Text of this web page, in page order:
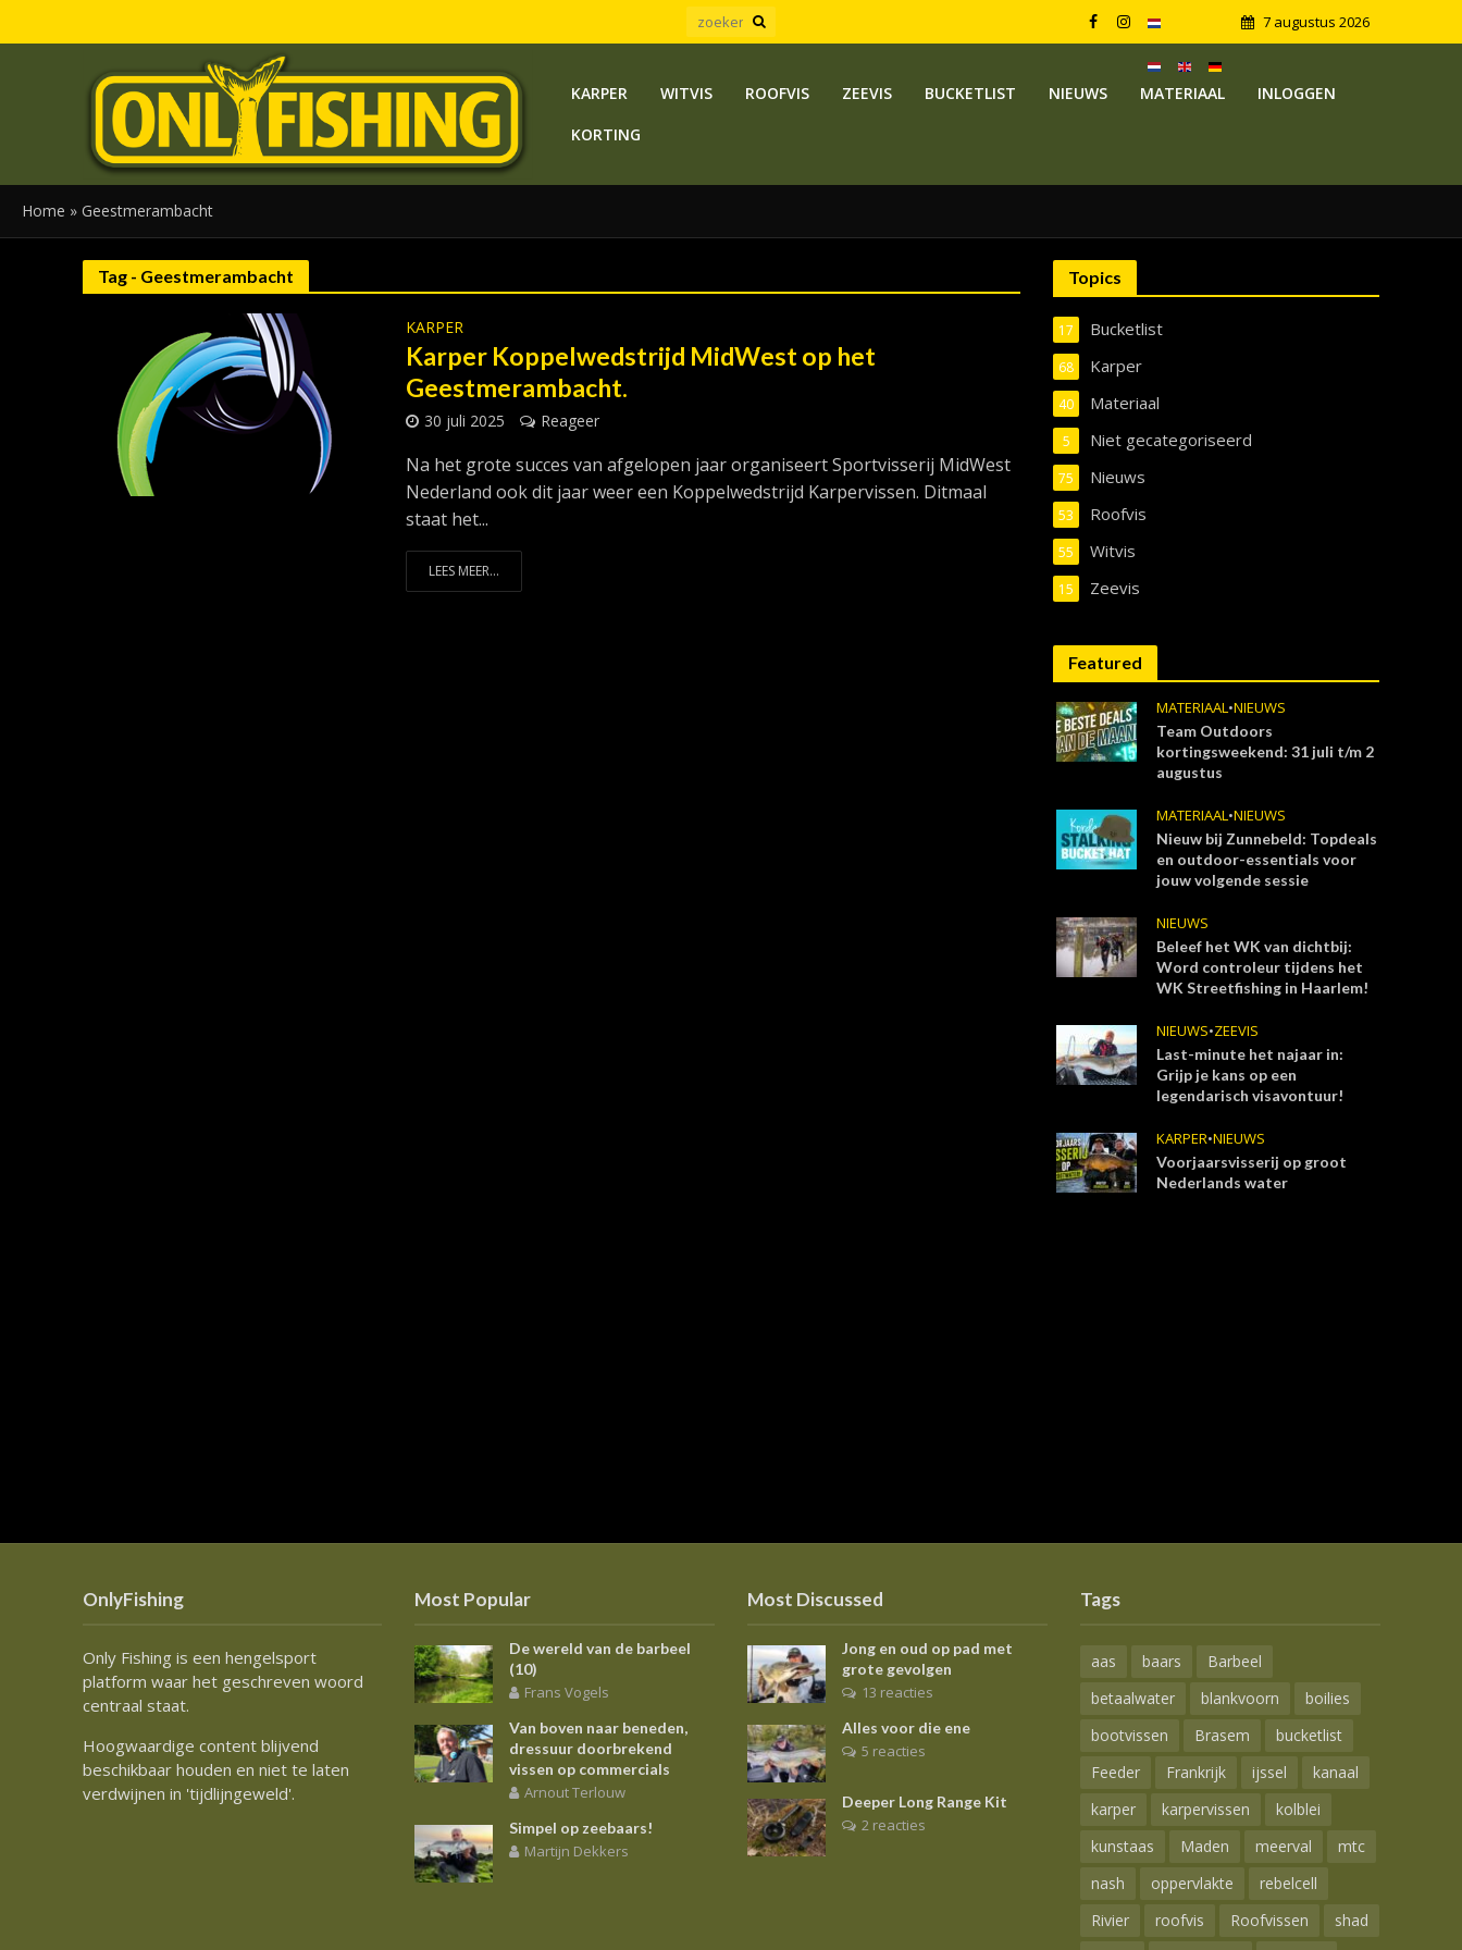
7 augustus 2026
KARPER WITVIS ROOFVIS ZEEVIS BUCKETLIST NIEUWS MATERIAAL
INLOGGEN
KORTING
Home » Geestmerambacht
Tag - Geestmerambacht
KARPER
Karper Koppelwedstrijd MidWest op het
Geestmerambacht.
30 juli 2025 Reageer
Na het grote succes van afgelopen jaar organiseert Sportvisserij MidWest
Nederland ook dit jaar weer een Koppelwedstrijd Karpervissen. Ditmaal
staat het...
LEES MEER...
Topics
Bucketlist
17
Karper
68
Materiaal
40
Niet gecategoriseerd
5
Nieuws
75
Roofvis
53
Witvis
55
Zeevis
15
Featured
MATERIAAL•NIEUWS
Team Outdoors
kortingsweekend: 31 juli t/m 2
augustus
MATERIAAL•NIEUWS
Nieuw bij Zunnebeld: Topdeals
en outdoor-essentials voor
jouw volgende sessie
NIEUWS
Beleef het WK van dichtbij:
Word controleur tijdens het
WK Streetfishing in Haarlem!
NIEUWS•ZEEVIS
Last-minute het najaar in:
Grijp je kans op een
legendarisch visavontuur!
KARPER•NIEUWS
Voorjaarsvisserij op groot
Nederlands water
OnlyFishing
Only Fishing is een hengelsport
platform waar het geschreven woord
centraal staat.
Hoogwaardige content blijvend
beschikbaar houden en niet te laten
verdwijnen in 'tijdlijngeweld'.
Most Popular
De wereld van de barbeel
(10)
Frans Vogels
Van boven naar beneden,
dressuur doorbrekend
vissen op commercials
Arnout Terlouw
Simpel op zeebaars!
Martijn Dekkers
Most Discussed
Jong en oud op pad met
grote gevolgen
13 reacties
Alles voor die ene
5 reacties
Deeper Long Range Kit
2 reacties
Tags
aas baars
Barbeel
betaalwater
blankvoorn
boilies
bootvissen
Brasem
bucketlist
Feeder
Frankrijk ijssel
kanaal
karper
karpervissen
kolblei
kunstaas
Maden meerval
mtc
nash
oppervlakte
rebelcell
Rivier
roofvis Roofvissen
shad